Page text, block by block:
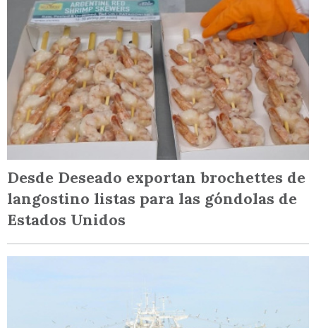
Desde Deseado exportan brochettes de
langostino listas para las góndolas de
Estados Unidos